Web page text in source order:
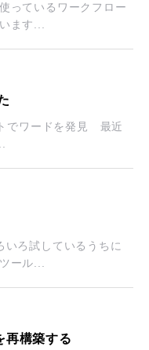
っているワークフロー
ます...
でワードを発見 最近
ろ試しているうちに
ール...
再構築する